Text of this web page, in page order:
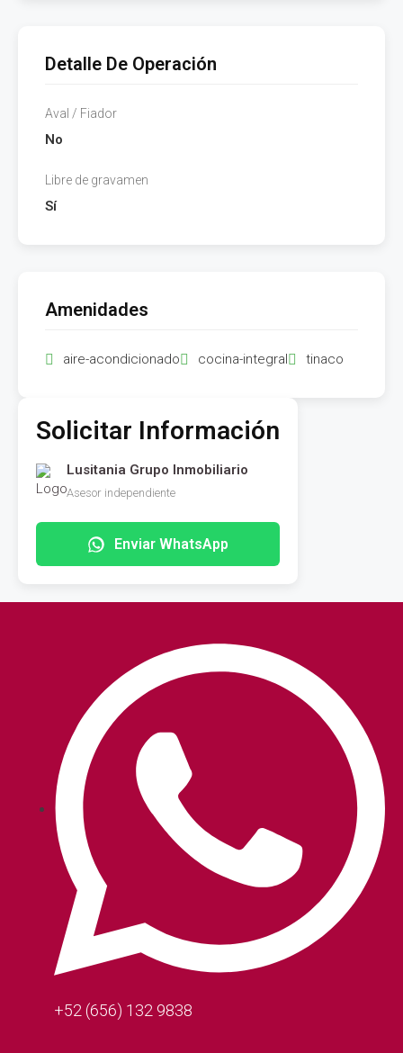
Detalle De Operación
Aval / Fiador
No
Libre de gravamen
Sí
Amenidades
aire-acondicionado cocina-integral tinaco
Solicitar Información
Lusitania Grupo Inmobiliario
Asesor independiente
Enviar WhatsApp
+52 (656) 132 9838